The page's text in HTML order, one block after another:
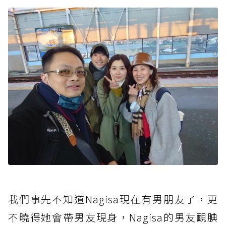
我們事先不知道Nagisa現在有男朋友了，更
不曉得她會帶男友現身，Nagisa的男友靦腆